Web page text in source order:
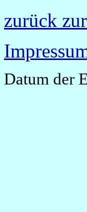
zurück
Datum der